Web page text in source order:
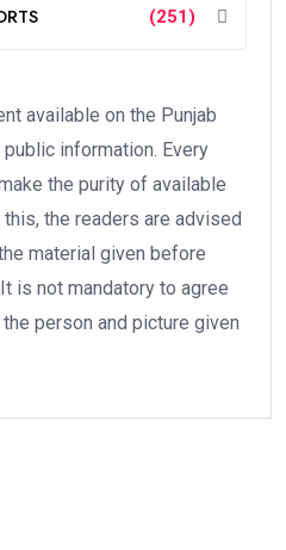
(251)
available on the Punjab
information. Every
the purity of available
the readers are advised
material given before
is not mandatory to agree
person and picture given